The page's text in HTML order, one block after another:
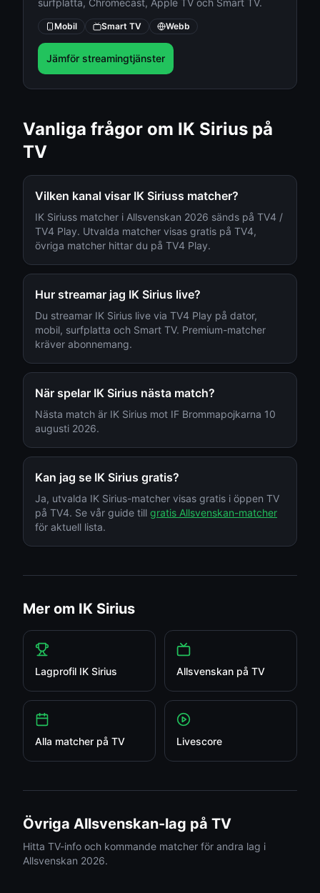
surfplatta, Chromecast, Apple TV och Smart TV.
Mobil Smart TV Webb
Jämför streamingtjänster
Vanliga frågor om IK Sirius på
TV
Vilken kanal visar IK Siriuss matcher?
IK Siriuss matcher i Allsvenskan 2026 sänds på TV4 /
TV4 Play. Utvalda matcher visas gratis på TV4,
övriga matcher hittar du på TV4 Play.
Hur streamar jag IK Sirius live?
Du streamar IK Sirius live via TV4 Play på dator,
mobil, surfplatta och Smart TV. Premium-matcher
kräver abonnemang.
När spelar IK Sirius nästa match?
Nästa match är IK Sirius mot IF Brommapojkarna 10
augusti 2026.
Kan jag se IK Sirius gratis?
Ja, utvalda IK Sirius-matcher visas gratis i öppen TV
på TV4. Se vår guide till gratis Allsvenskan-matcher
för aktuell lista.
Mer om IK Sirius
Lagprofil IK Sirius Allsvenskan på TV
Alla matcher på TV Livescore
Övriga Allsvenskan-lag på TV
Hitta TV-info och kommande matcher för andra lag i
Allsvenskan 2026.